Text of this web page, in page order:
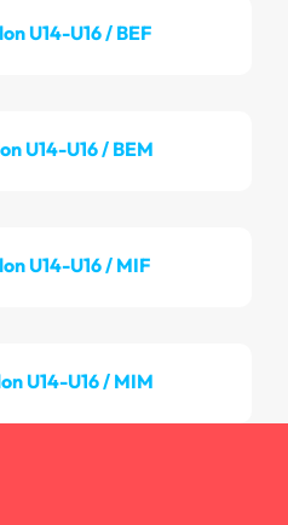
U14-U16 / BEF
U14-U16 / BEM
U14-U16 / MIF
U14-U16 / MIM